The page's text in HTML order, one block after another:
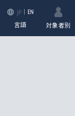
JP EN
言語 対象者別